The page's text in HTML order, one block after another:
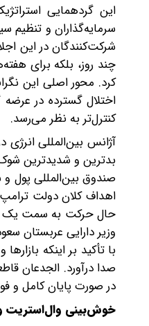
این گردهمایی
سرمایه‌گذاران و
شرکت‌کنندگان در این
چند روز، بلکه برای
کرد. محور اصلی این
کنترل‌تر به نظر می‌رسد.
آژانس بین‌المللی انرژی
بدترین و شدیدترین
صندوق بین‌المللی پول و
اهداف کلان دولت
حال حرکت به سمت یک
وزیر دارایی عربستان
با تأکید بر اینکه
صدا درآورد. الجدعان
در صورت پایان کامل و
خوش‌بینی وال‌استریت